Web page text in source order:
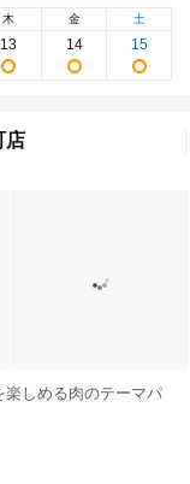
木
13
金
14
土
15
店
しめる肉のテーマパ